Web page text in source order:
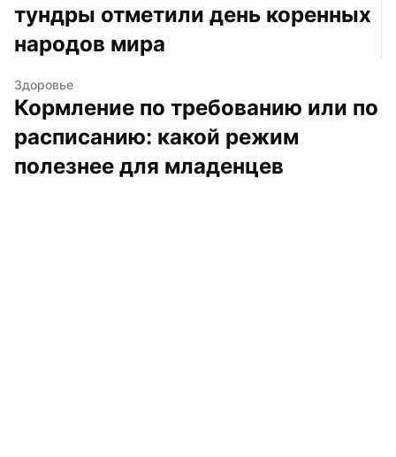
тундры отметили день коренных
народов мира
Здоровье
Кормление по требованию или по
расписанию: какой режим
полезнее для младенцев